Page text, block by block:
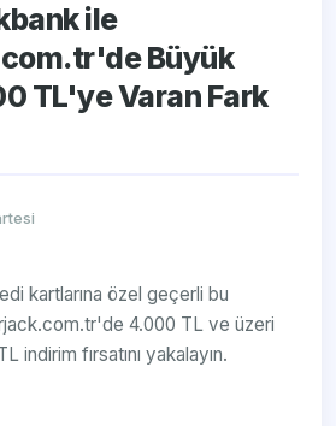
ile
Büyük
TL'ye Varan Fark
kartlarına özel geçerli bu
4.000 TL ve üzeri
indirim fırsatını yakalayın.